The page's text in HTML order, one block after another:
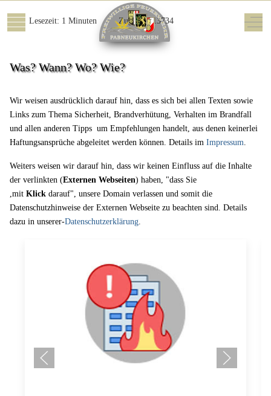
Mobile Menu Toggle Off-
Lesezeit: 1 Minuten Zugriffe: 13734
Was? Wann? Wo? Wie?
Wir weisen ausdrücklich darauf hin, dass es sich bei allen Texten sowie
Links zum Thema Sicherheit, Brandverhütung, Verhalten im Brandfall
und allen anderen Tipps um Empfehlungen handelt, aus denen keinerlei
Haftungsansprüche abgeleitet werden können. Details imImpressum.
Weiters weisen wir darauf hin, dass wir keinen Einfluss auf die Inhalte
der verlinkten (Externen Webseiten) haben, "dass Sie
,mitKlick darauf", unsere Domain verlassen und somit die
Datenschutzhinweise der Externen Webseite zu beachten sind. Details
dazu in unserer-Datenschutzerklärung.